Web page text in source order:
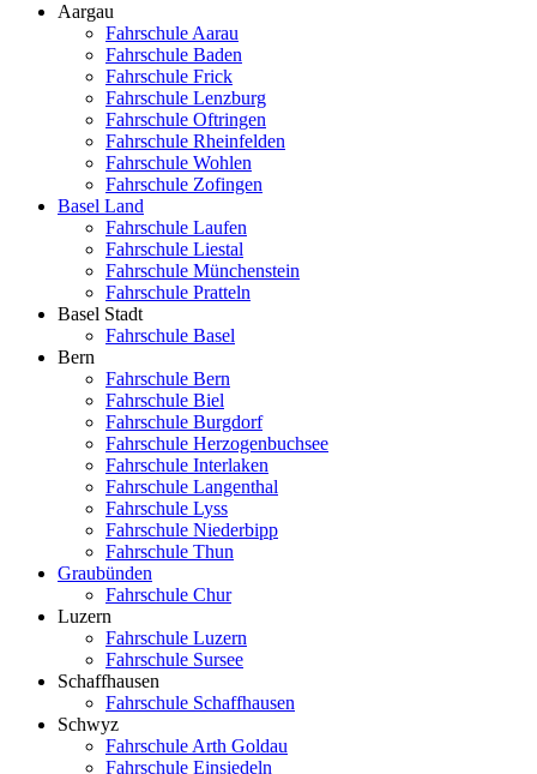
Aargau
Fahrschule Aarau
Fahrschule Baden
Fahrschule Frick
Fahrschule Lenzburg
Fahrschule Oftringen
Fahrschule Rheinfelden
Fahrschule Wohlen
Fahrschule Zofingen
Basel Land
Fahrschule Laufen
Fahrschule Liestal
Fahrschule Münchenstein
Fahrschule Pratteln
Basel Stadt
Fahrschule Basel
Bern
Fahrschule Bern
Fahrschule Biel
Fahrschule Burgdorf
Fahrschule Herzogenbuchsee
Fahrschule Interlaken
Fahrschule Langenthal
Fahrschule Lyss
Fahrschule Niederbipp
Fahrschule Thun
Graubünden
Fahrschule Chur
Luzern
Fahrschule Luzern
Fahrschule Sursee
Schaffhausen
Fahrschule Schaffhausen
Schwyz
Fahrschule Arth Goldau
Fahrschule Einsiedeln